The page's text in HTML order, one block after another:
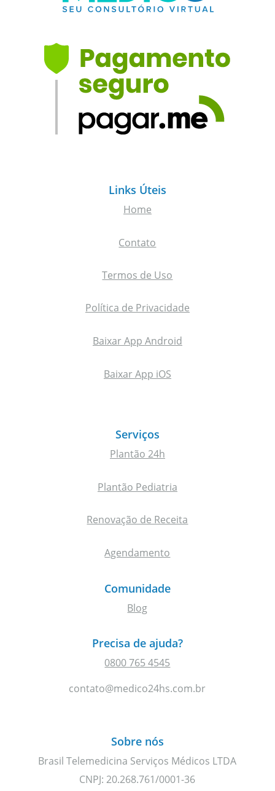
Links Úteis
Home
Contato
Termos de Uso
Política de Privacidade
Baixar App Android
Baixar App iOS
Serviços
Plantão 24h
Plantão Pediatria
Renovação de Receita
Agendamento
Comunidade
Blog
Precisa de ajuda?
0800 765 4545
contato@medico24hs.com.br
Sobre nós
Brasil Telemedicina Serviços Médicos LTDA
CNPJ: 20.268.761/0001-36